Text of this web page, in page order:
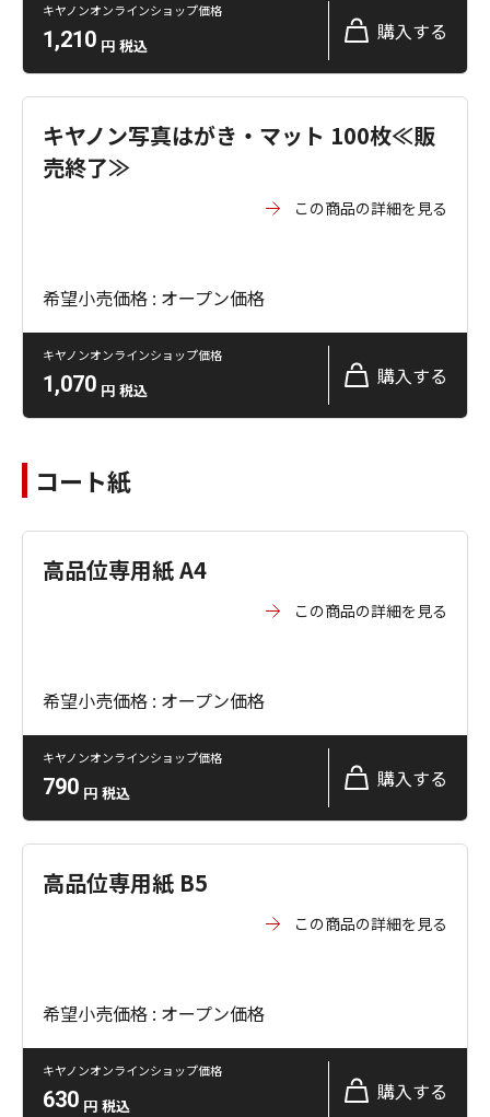
キヤノンオンラインショップ価格
1,210 円 税込
購入する
キヤノン写真はがき・マット 100枚≪販
売終了≫
この商品の詳細を見る
希望小売価格 : オープン価格
キヤノンオンラインショップ価格
1,070 円 税込
購入する
コート紙
高品位専用紙 A4
この商品の詳細を見る
希望小売価格 : オープン価格
キヤノンオンラインショップ価格
790 円 税込
購入する
高品位専用紙 B5
この商品の詳細を見る
希望小売価格 : オープン価格
キヤノンオンラインショップ価格
630 円 税込
購入する